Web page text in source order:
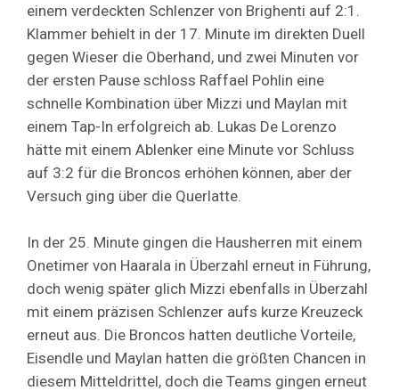
einem verdeckten Schlenzer von Brighenti auf 2:1.
Klammer behielt in der 17. Minute im direkten Duell
gegen Wieser die Oberhand, und zwei Minuten vor
der ersten Pause schloss Raffael Pohlin eine
schnelle Kombination über Mizzi und Maylan mit
einem Tap-In erfolgreich ab. Lukas De Lorenzo
hätte mit einem Ablenker eine Minute vor Schluss
auf 3:2 für die Broncos erhöhen können, aber der
Versuch ging über die Querlatte.
In der 25. Minute gingen die Hausherren mit einem
Onetimer von Haarala in Überzahl erneut in Führung,
doch wenig später glich Mizzi ebenfalls in Überzahl
mit einem präzisen Schlenzer aufs kurze Kreuzeck
erneut aus. Die Broncos hatten deutliche Vorteile,
Eisendle und Maylan hatten die größten Chancen in
diesem Mitteldrittel, doch die Teams gingen erneut